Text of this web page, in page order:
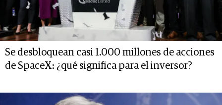
Se desbloquean casi 1.000 millones de acciones
de SpaceX: ¿qué significa para el inversor?